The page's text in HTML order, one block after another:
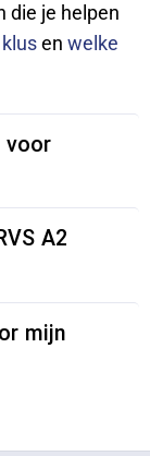
die je helpen
en welke
voor
A2
mijn